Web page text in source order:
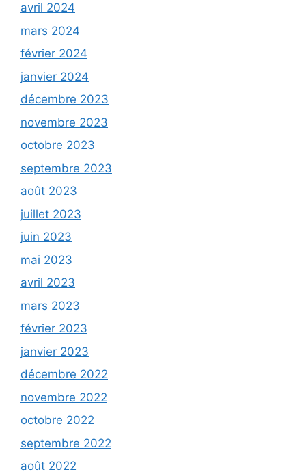
avril 2024
mars 2024
février 2024
janvier 2024
décembre 2023
novembre 2023
octobre 2023
septembre 2023
août 2023
juillet 2023
juin 2023
mai 2023
avril 2023
mars 2023
février 2023
janvier 2023
décembre 2022
novembre 2022
octobre 2022
septembre 2022
août 2022